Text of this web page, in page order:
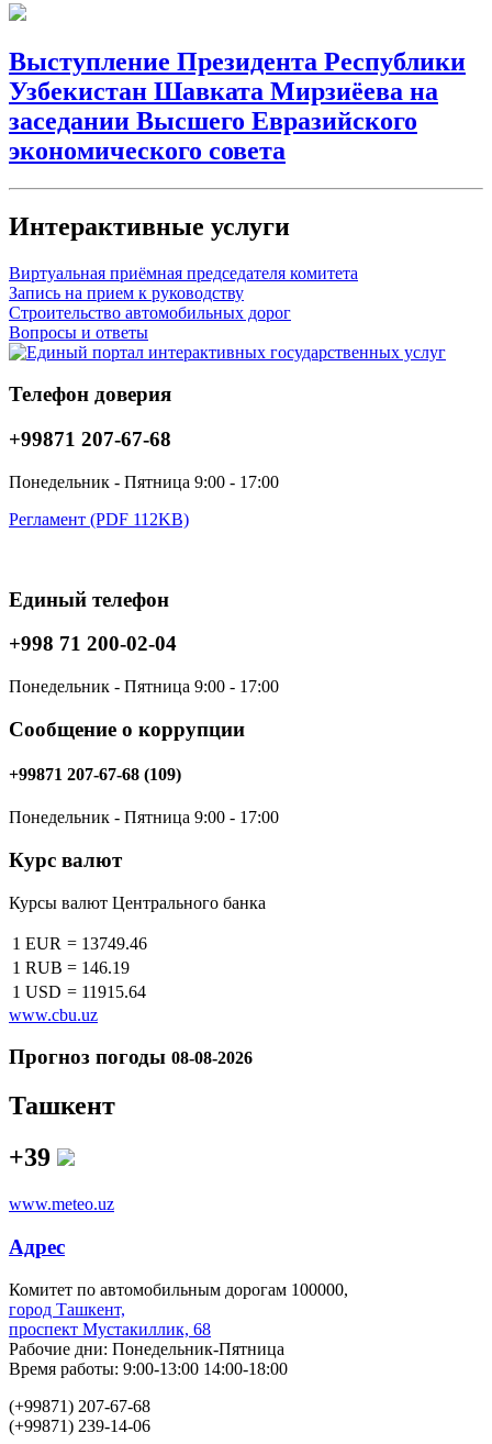
Выступление Президента Республики
Узбекистан Шавката Мирзиёева на
заседании Высшего Евразийского
экономического совета
Интерактивные услуги
Виртуальная приёмная председателя комитета
Запись на прием к руководству
Строительство автомобильных дорог
Вопросы и ответы
Телефон доверия
+99871 207-67-68
Понедельник - Пятница 9:00 - 17:00
Регламент (PDF 112KB)
Единый телефон
+998 71 200-02-04
Понедельник - Пятница 9:00 - 17:00
Сообщение о коррупции
+99871 207-67-68 (109)
Понедельник - Пятница 9:00 - 17:00
Курс валют
Курсы валют Центрального банка
1 EUR = 13749.46
1 RUB = 146.19
1 USD = 11915.64
www.cbu.uz
Прогноз погоды 08-08-2026
Ташкент
+39
www.meteo.uz
Адрес
Комитет по автомобильным дорогам 100000,
город Ташкент,
проспект Мустакиллик, 68
Рабочие дни: Понедельник-Пятница
Время работы: 9:00-13:00 14:00-18:00
(+99871) 207-67-68
(+99871) 239-14-06